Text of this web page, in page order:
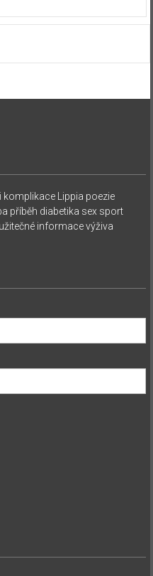
komplikace Lippia poezie
příběh diabetika sex sport
užitečné informace výživa